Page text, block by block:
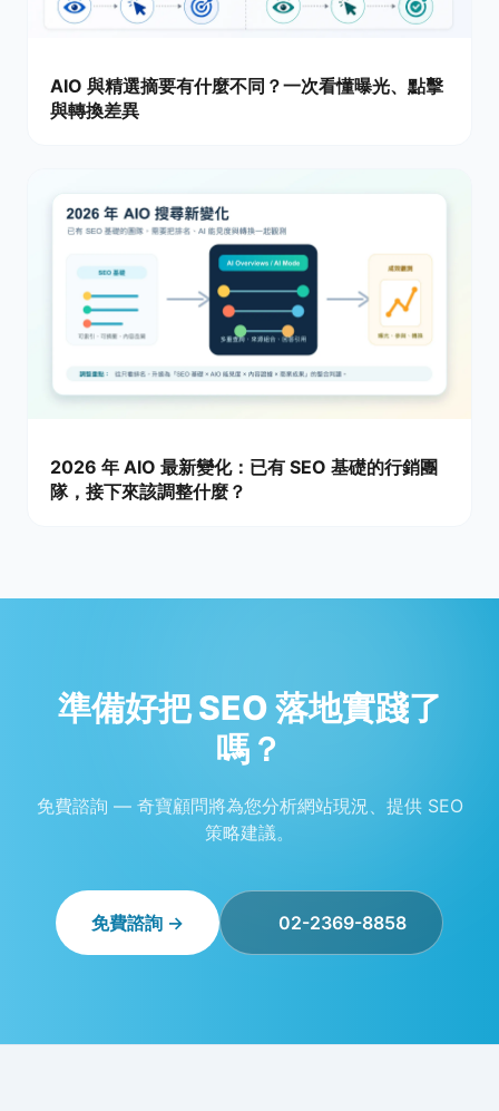
AIO 與精選摘要有什麼不同？一次看懂曝光、點擊
與轉換差異
2026 年 AIO 最新變化：已有 SEO 基礎的行銷團
隊，接下來該調整什麼？
準備好把 SEO 落地實踐了
嗎？
免費諮詢 — 奇寶顧問將為您分析網站現況、提供 SEO
策略建議。
免費諮詢 → 02-2369-8858